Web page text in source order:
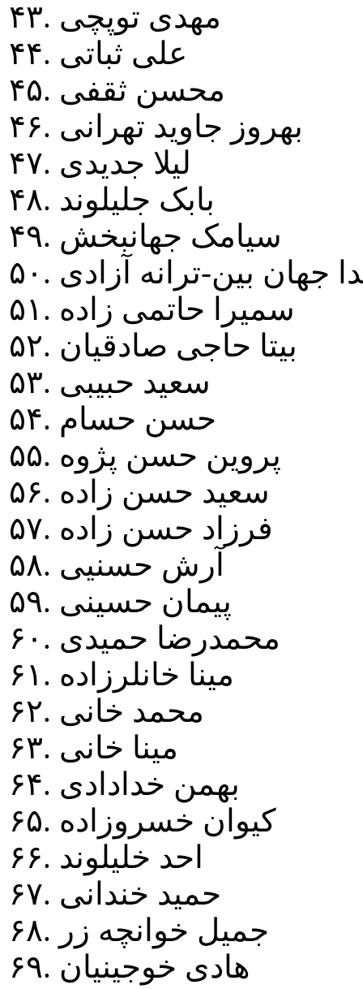
۴۳. مهدی توپچی
۴۴. علی ثباتی
۴۵. محسن ثقفی
۴۶. بهروز جاويد تهرانی
۴۷. ليلا جديدی
۴۸. بابک جليلوند
۴۹. سيامک جهانبخش
جهان بين-ترانه آزادی
۵۱. سميرا حاتمی زاده
۵۲. بيتا حاجی صادقيان
۵۳. سعيد حبيبی
۵۴. حسن حسام
۵۵. پروين حسن پژوه
۵۶. سعيد حسن زاده
۵۷. فرزاد حسن زاده
۵۸. آرش حسنيی
۵۹. پيمان حسينی
۶۰. محمدرضا حميدی
۶۱. مينا خانلرزاده
۶۲. محمد خانی
۶۳. مينا خانی
۶۴. بهمن خدادادی
۶۵. کيوان خسروزاده
۶۶. احد خليلوند
۶۷. حميد خندانی
۶۸. جميل خوانچه زر
۶۹. هادی خوجينيان